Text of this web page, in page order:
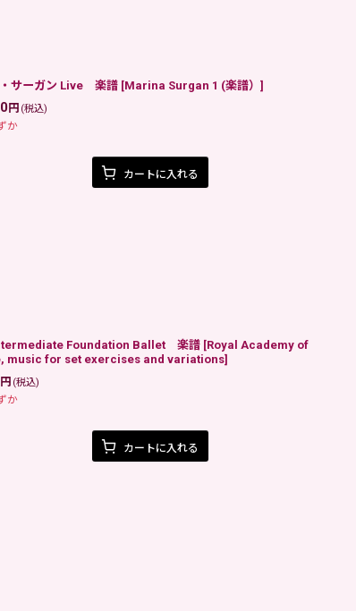
サーガン Live 楽譜 [Marina Surgan 1 (楽譜） ]
円 (税込)
か
カートに入れる
Foundation Ballet 楽譜 [Royal Academy of
music for set exercises and variations]
円 (税込)
か
カートに入れる